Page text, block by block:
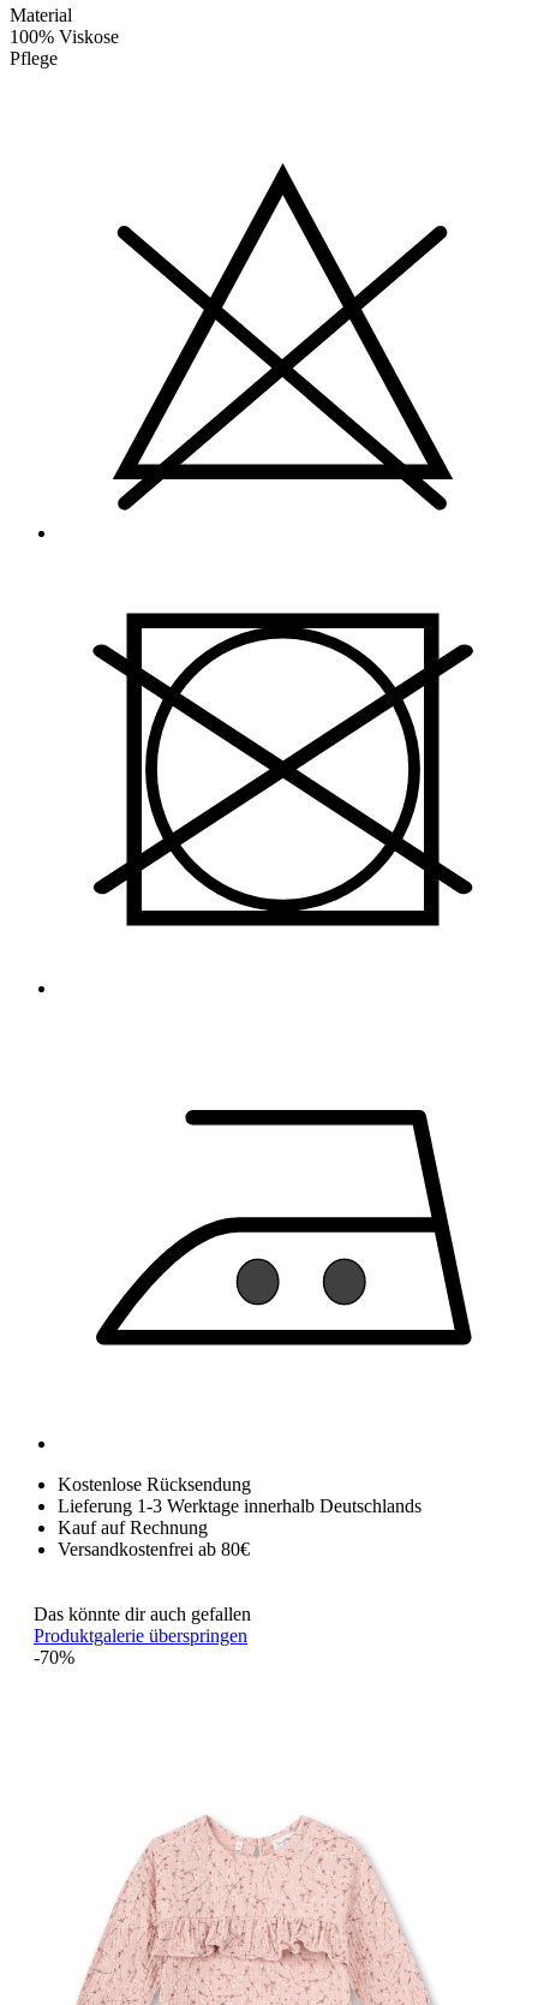
Material
100% Viskose
Pflege
Kostenlose Rücksendung
Lieferung 1-3 Werktage innerhalb Deutschlands
Kauf auf Rechnung
Versandkostenfrei ab 80€
Das könnte dir auch gefallen
Produktgalerie überspringen
-70%